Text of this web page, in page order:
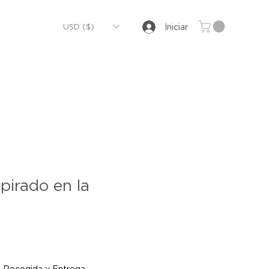
USD ($) Iniciar
en la